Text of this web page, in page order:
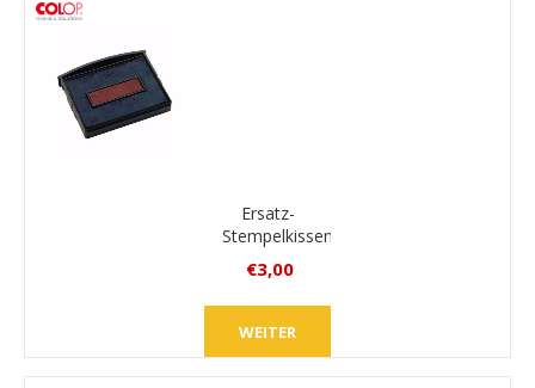
Ersatz-
Stempelkissen
Colop
E/2100/2
€3,00
zzgl.
WEITER